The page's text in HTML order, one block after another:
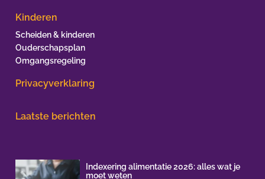
Kinderen
Scheiden & kinderen
Ouderschapsplan
Omgangsregeling
Privacyverklaring
Laatste berichten
Indexering alimentatie 2026: alles wat je
moet weten